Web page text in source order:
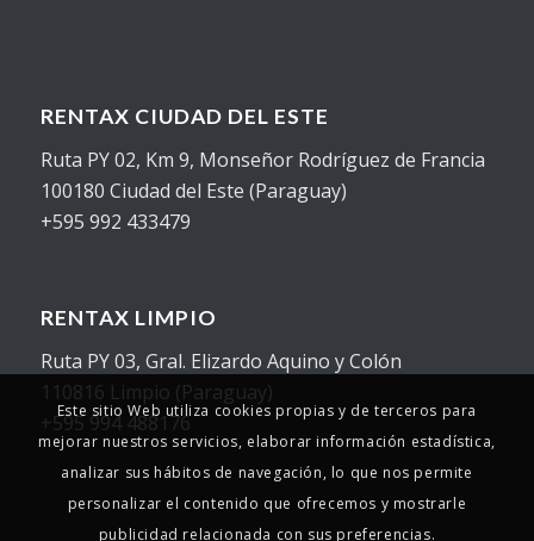
RENTAX CIUDAD DEL ESTE
Ruta PY 02, Km 9, Monseñor Rodríguez de Francia
100180 Ciudad del Este (Paraguay)
+595 992 433479
RENTAX LIMPIO
Ruta PY 03, Gral. Elizardo Aquino y Colón
110816 Limpio (Paraguay)
+595 994 488176
Este sitio Web utiliza cookies propias y de terceros para
mejorar nuestros servicios, elaborar información estadística,
analizar sus hábitos de navegación, lo que nos permite
personalizar el contenido que ofrecemos y mostrarle
publicidad relacionada con sus preferencias.